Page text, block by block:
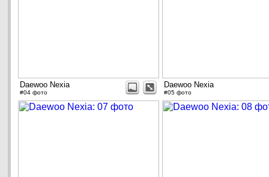
Daewoo Nexia
#04 фото
Daewoo Nexia
#05 фото